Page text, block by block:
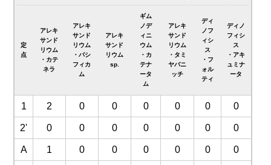
定
点
アレキ
サンド
リウム
・カテ
ネラ
アレキ
サンド
リウム
・パシ
フィカ
ム
アレキ
サンド
リウム
sp.
ギム
ノデ
ィニ
ウム
・カ
テナ
ータ
ム
アレキ
サンド
リウム
・タミ
ヤバニ
ッチ
ディ
ノフ
ィシ
ス
・フ
ォル
ティ
ディノ
フィシ
ス
・アキ
ュミナ
ータ
1 2 0 0 0 0 0 0
2' 0 0 0 0 0 0 0
A 1 0 0 0 0 0 0